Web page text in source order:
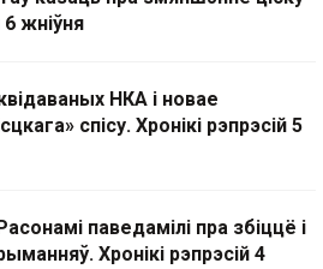
6 жніўня
НКА і новае
спісу. Хронікі рэпрэсій 5
паведамілі пра збіццё і
Хронікі рэпрэсій 4